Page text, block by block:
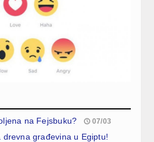
na Fejsbuku? 07/03
građevina u Egiptu!